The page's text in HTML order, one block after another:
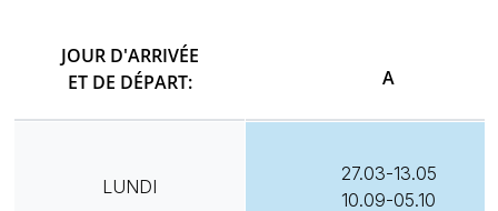
JOUR D'ARRIVÉE
ET DE DÉPART:
A
LUNDI
27.03-13.05
10.09-05.10